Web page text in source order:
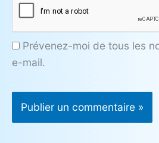
Prévenez-moi de tous les
e-mail.